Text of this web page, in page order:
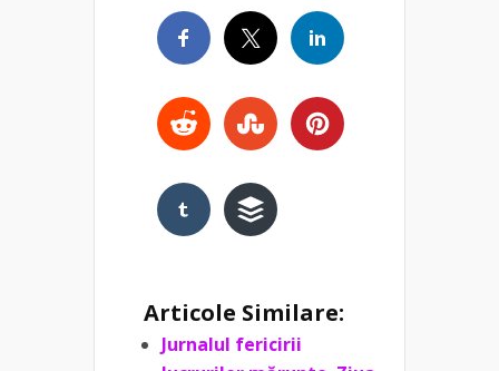
Articole Similare:
Jurnalul fericirii